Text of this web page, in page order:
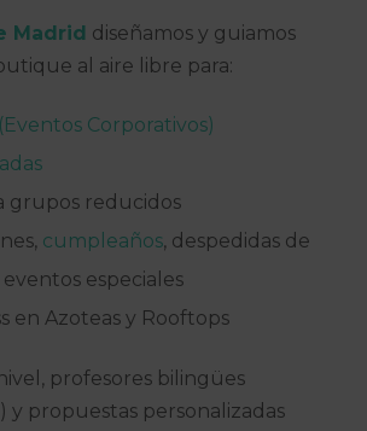
Madrid diseñamos y guiamos
al aire libre para:
Corporativos)
grupos reducidos
cumpleaños, despedidas de
especiales
en Azoteas y Rooftops
profesores bilingües
y propuestas personalizadas